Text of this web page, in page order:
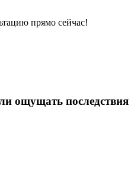
прямо сейчас!
ощущать последствия